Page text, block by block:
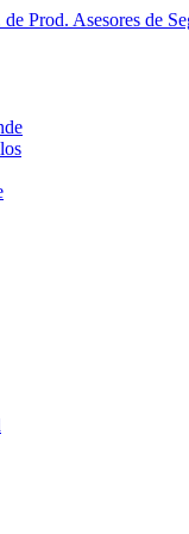
Prod. Asesores de